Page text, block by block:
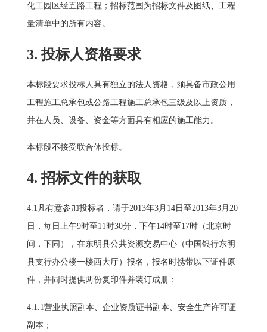
化工园区经五路工程；招标范围为招标文件及图纸、工程
量清单中的所有内容。
3. 投标人资格要求
本标段要求投标人具有独立的法人资格，须具备市政公用
工程施工总承包或公路工程施工总承包三级及以上资质，
并在人员、设备、资金等方面具有相应的施工能力。
本标段不接受联合体投标。
4. 招标文件的获取
4.1凡有意参加投标者，请于2013年3月14日至2013年3月20
日，每日上午9时至11时30分，下午14时至17时（北京时
间，下同），在东明县公共资源交易中心（中国银行东明
县支行办公楼一楼西大厅）报名，报名时携带以下证件原
件，并同时提供两份复印件并装订成册：
4.1.1营业执照副本、企业资质证书副本、安全生产许可证
副本；